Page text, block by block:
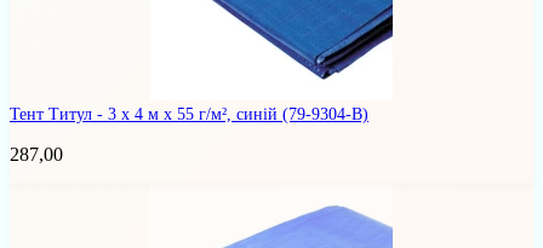
Тент Титул - 3 x 4 м x 55 г/м², синій (79-9304-В)
287,00